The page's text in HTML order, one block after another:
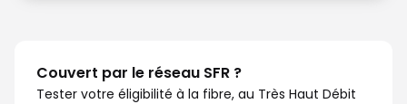
Couvert par le réseau SFR ?
Tester votre éligibilité à la fibre, au Très Haut Débit